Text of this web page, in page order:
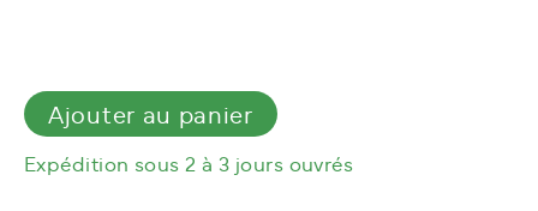
mouches
Ajouter au panier
Expédition sous 2 à 3 jours ouvrés